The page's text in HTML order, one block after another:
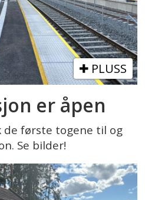
PLUSS
er åpen
de første togene til og
Se bilder!